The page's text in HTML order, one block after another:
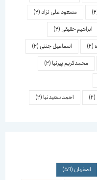
مسعود علی نژاد (2)
ابراهیم حقیقی(2)
اسماعیل جنتی(2)
محمدکریم پیرنیا(2)
احمد سعیدنیا(2)
اصفهان(59)